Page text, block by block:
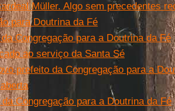
Müller. Algo sem precedentes
para Doutrina da Fé
Congregação para a Doutrina da Fé
ao serviço da Santa Sé
prefeito da Congregação para a
Congregação para a Doutrina da Fé